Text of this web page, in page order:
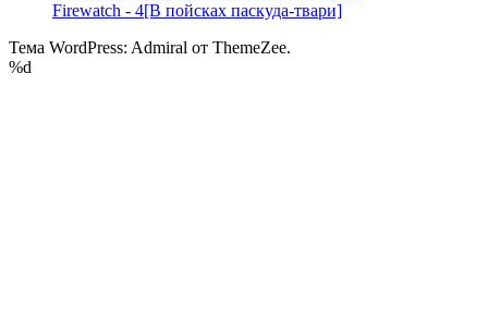
Firewatch - 4[В пойсках паскуда-твари]
Тема WordPress: Admiral от ThemeZee.
%d